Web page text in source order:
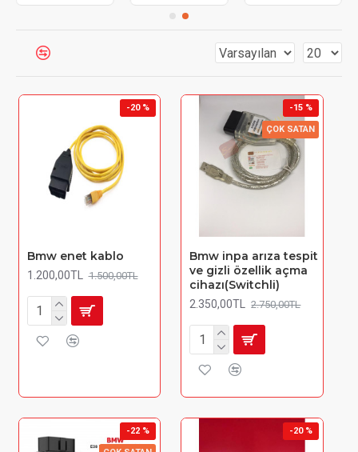
-20 %
Bmw enet kablo
1.200,00TL 1.500,00TL
ÇOK SATAN
-15 %
Bmw inpa arıza tespit
ve gizli özellik açma
cihazı(Switchli)
2.350,00TL 2.750,00TL
-22 % -20 %